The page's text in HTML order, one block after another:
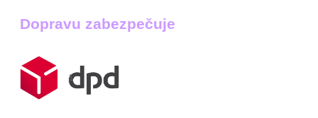
Dopravu zabezpečuje